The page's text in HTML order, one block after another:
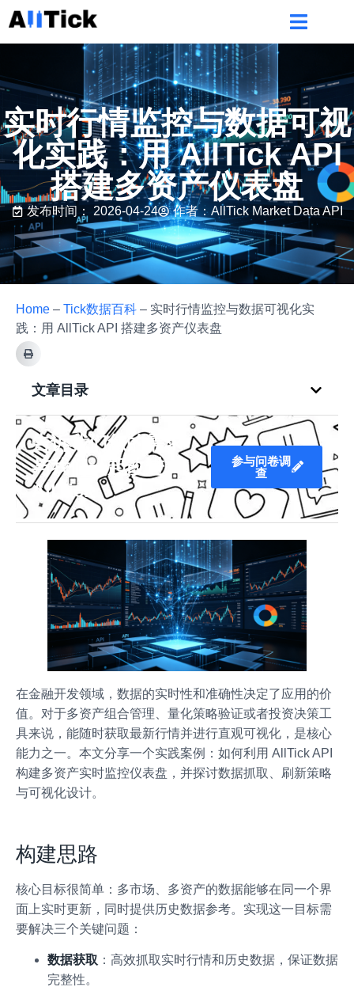
实时行情监控与数据可视
化实践：用 AllTick API
搭建多资产仪表盘
发布时间： 2026-04-24 作者：AllTick Market Data API
Home – Tick数据百科 – 实时行情监控与数据可视化实
践：用 AllTick API 搭建多资产仪表盘
文章目录
告诉我们您的需求
与我们一起改进
AllTick
参与问卷调
查
在金融开发领域，数据的实时性和准确性决定了应用的价
值。对于多资产组合管理、量化策略验证或者投资决策工
具来说，能随时获取最新行情并进行直观可视化，是核心
能力之一。本文分享一个实践案例：如何利用 AllTick API
构建多资产实时监控仪表盘，并探讨数据抓取、刷新策略
与可视化设计。
构建思路
核心目标很简单：多市场、多资产的数据能够在同一个界
面上实时更新，同时提供历史数据参考。实现这一目标需
要解决三个关键问题：
数据获取 ：高效抓取实时行情和历史数据，保证数据
完整性。